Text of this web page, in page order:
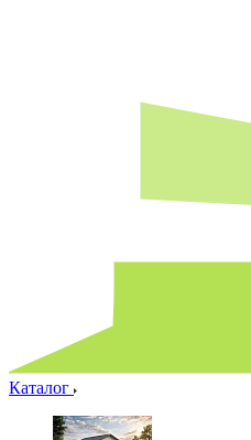
Каталог